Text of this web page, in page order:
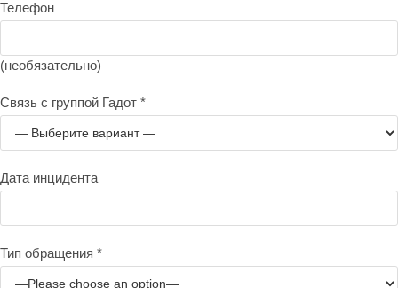
Телефон
(необязательно)
Связь с группой Гадот *
Дата инцидента
Тип обращения *